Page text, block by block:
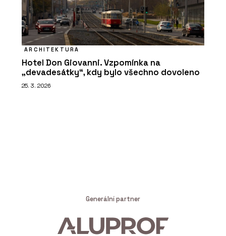
ARCHITEKTURA
Hotel Don Giovanni. Vzpomínka na
„devadesátky“, kdy bylo všechno dovoleno
25. 3. 2026
Generální partner